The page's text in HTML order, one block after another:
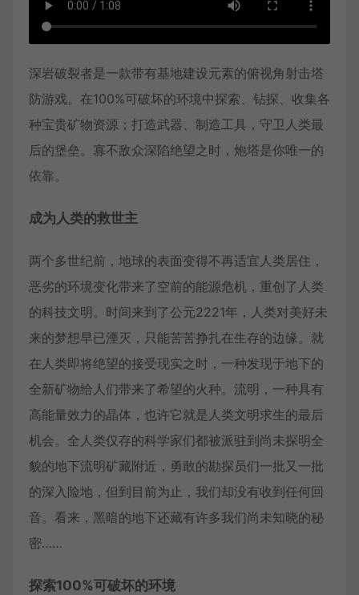
深岩破裂者是一款带有基地建设元素的俯视角射击塔
防游戏。在100%可破坏的环境中探索、钻探、收集各
种宝贵矿物资源；打造武器、制造工具，守卫人类最
后的堡垒。寡不敌众深陷绝望之时，炮塔是你唯一的
依靠。
成为人类的救世主
两个多世纪前，地球的表面变得不再适宜人类居住，
恶劣的环境变化带来了空前的能源危机，重创了人类
的科技文明。时间来到了公元2221年，人类对美好未
来的梦想早已湮灭，只能苦苦挣扎在生存的边缘。就
在人类即将绝望的接受现实之时，一种发现于地下的
全新矿物给人们带来了希望的火种。流明，一种具有
高能量效力的晶体，也许它就是人类文明求生的最后
机会。全人类仅存的科学家们都被派驻到尚未探明全
貌的地下流明矿藏附近，勇敢的勘探员们一批又一批
的深入险地，但到目前为止，我们却没有收到任何回
音。看来，黑暗的地下还藏有许多我们尚未知晓的秘
密……
探索100%可破坏的环境